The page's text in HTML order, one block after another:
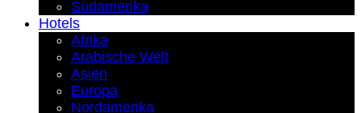
Südamerika
Hotels
Afrika
Arabische Welt
Asien
Europa
Nordamerika